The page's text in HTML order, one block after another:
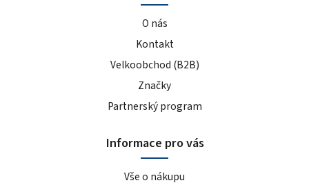
O nás
Kontakt
Velkoobchod (B2B)
Značky
Partnerský program
Informace pro vás
Vše o nákupu